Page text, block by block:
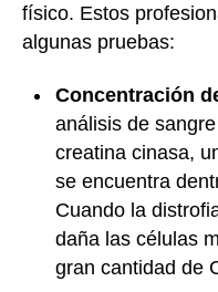
físico. Estos
algunas pruebas:
Concentración
análisis de
creatina cinasa,
se encuentra
Cuando la
daña las células
gran cantidad de